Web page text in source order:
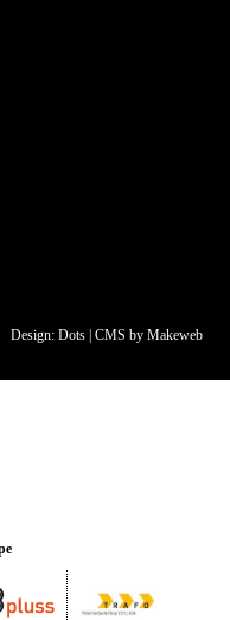
Design: Dots CMS by Makeweb